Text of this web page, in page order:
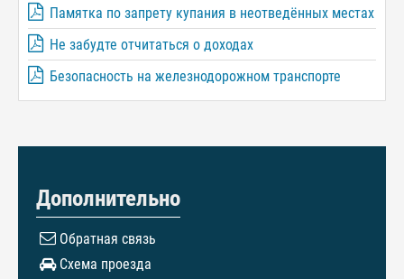
Памятка по запрету купания в неотведённых местах
Не забудте отчитаться о доходах
Безопасность на железнодорожном транспорте
Дополнительно
Обратная связь
Схема проезда